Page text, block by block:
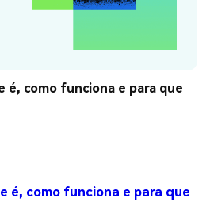
é, como funciona e para que
é, como funciona e para que